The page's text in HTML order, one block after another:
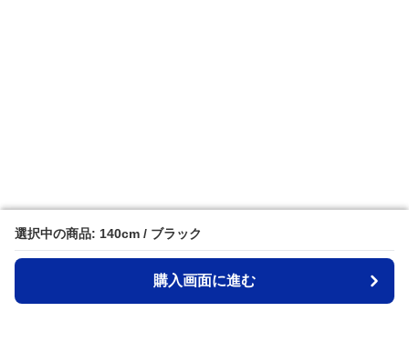
選択中の商品: 140cm / ブラック
購入画面に進む
選択中の商品: 140cm / ブラック
購入画面に進む